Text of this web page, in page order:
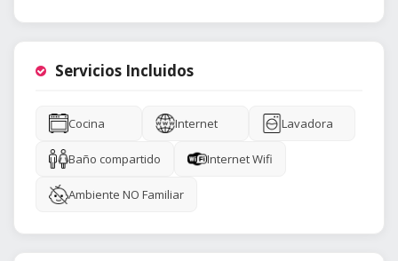
Servicios Incluidos
Cocina Internet Lavadora
Baño compartido Internet Wifi
Ambiente NO Familiar